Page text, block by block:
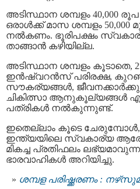
അടിസ്ഥാന ശമ്പളം 40,000
ഒരാൾക്ക് മാസ ശമ്പളം
നൽകണം. ഭൂരിപക്ഷം
താങ്ങാൻ കഴിയില്ല.
അടിസ്ഥാന ശമ്പളം
ഇൻഷ്വറൻസ് പരിരക്ഷ,
സൗകര്യങ്ങൾ,
ചികിത്സാ ആനുകൂല്യങ്ങൾ
പത്രികൾ നൽകുന്നുണ്ട്.
ഇതെല്ലാം കൂടെ
ഇന്ത്യയിലെ സ്വകാര്യ
മികച്ച പ്രതിഫലം
ഭാരവാഹികൾ അറിയിച്ചു.
ശമ്പള പരിഷ്ക്കരണം :